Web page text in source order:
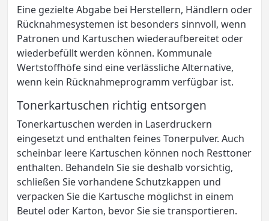
Eine gezielte Abgabe bei Herstellern, Händlern oder
Rücknahmesystemen ist besonders sinnvoll, wenn
Patronen und Kartuschen wiederaufbereitet oder
wiederbefüllt werden können. Kommunale
Wertstoffhöfe sind eine verlässliche Alternative,
wenn kein Rücknahmeprogramm verfügbar ist.
Tonerkartuschen richtig entsorgen
Tonerkartuschen werden in Laserdruckern
eingesetzt und enthalten feines Tonerpulver. Auch
scheinbar leere Kartuschen können noch Resttoner
enthalten. Behandeln Sie sie deshalb vorsichtig,
schließen Sie vorhandene Schutzkappen und
verpacken Sie die Kartusche möglichst in einem
Beutel oder Karton, bevor Sie sie transportieren.